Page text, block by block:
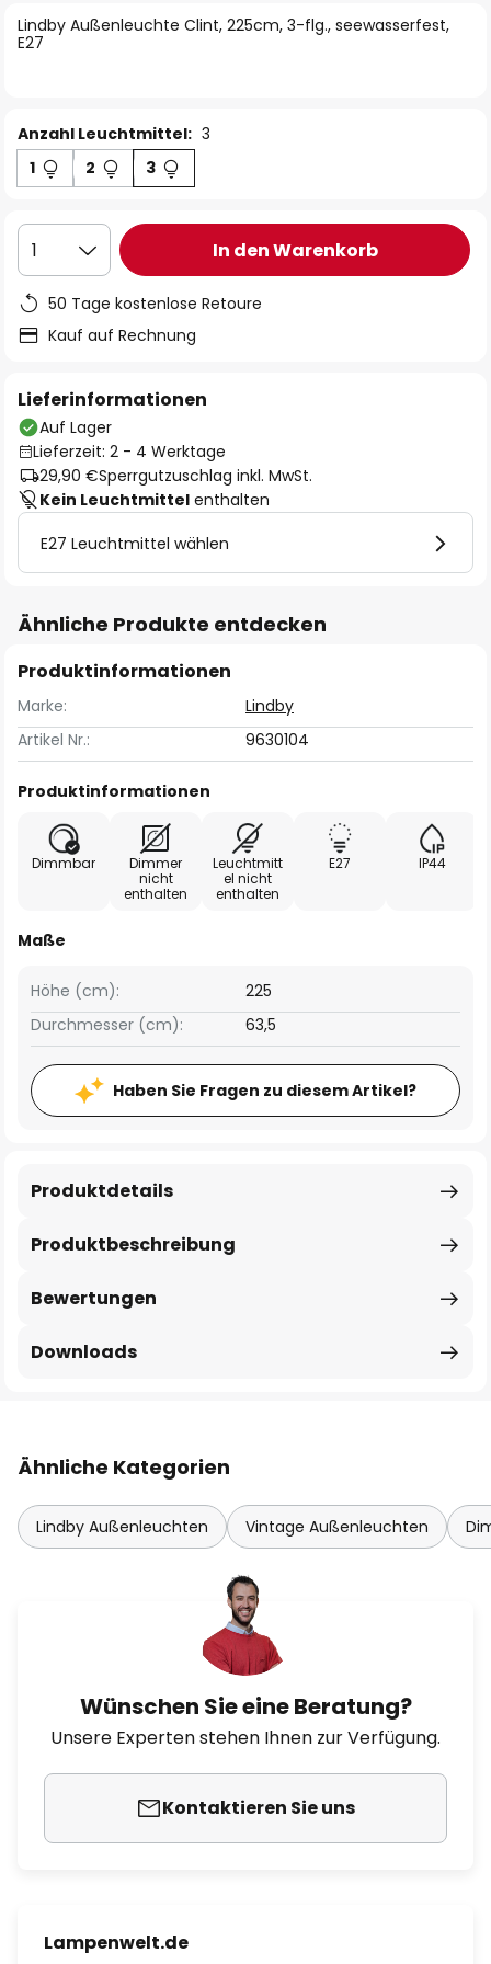
Lindby Außenleuchte Clint, 225cm, 3-flg., seewasserfest,
E27
Anzahl Leuchtmittel: 3
1
2 3
1 In den Warenkorb
50 Tage kostenlose Retoure
Kauf auf Rechnung
Lieferinformationen
Auf Lager
Lieferzeit: 2 - 4 Werktage
29,90 €Sperrgutzuschlag inkl. MwSt.
Kein Leuchtmittel enthalten
E27 Leuchtmittel wählen
Ähnliche Produkte entdecken
Produktinformationen
Marke:
Lindby
Artikel Nr.:
9630104
Produktinformationen
Dimmbar
Dimmer
nicht
enthalten
Leuchtmitt
el nicht
enthalten
E27 IP44
Maße
Höhe (cm):
225
Durchmesser (cm):
63,5
Haben Sie Fragen zu diesem Artikel?
Produktbeschreibung
Produktdetails
Bewertungen
Downloads
Ähnliche Kategorien
Lindby Außenleuchten Vintage Außenleuchten
Wünschen Sie eine Beratung?
Unsere Experten stehen Ihnen zur Verfügung.
Kontaktieren Sie uns
Lampenwelt.de